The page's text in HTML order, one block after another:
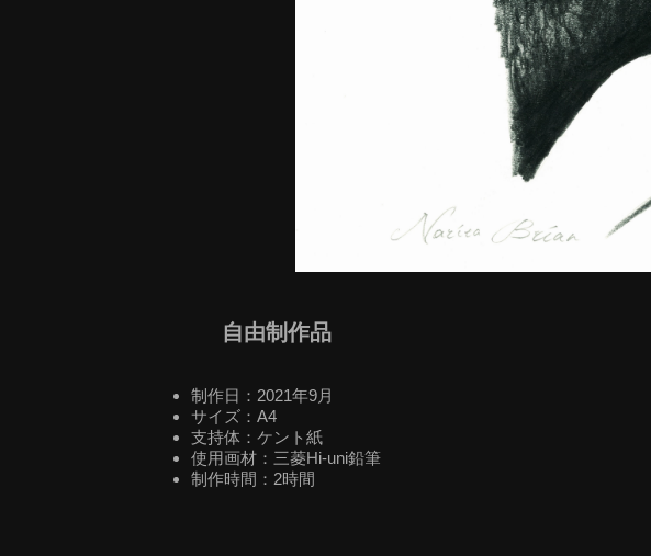
自由制作品
制作日：2021年9月
サイズ：A4
支持体：ケント紙
使用画材：三菱Hi-uni鉛筆
制作時間：2時間